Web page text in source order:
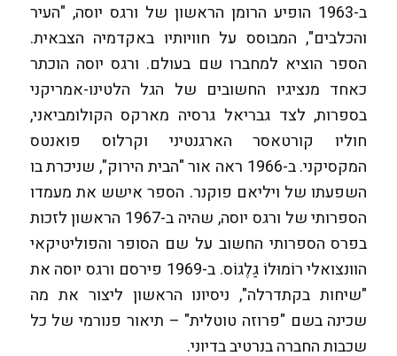
ב-1963 הופיע הרומן הראשון של ורגס יוסה, "העיר
והכלבים", המבוסס על חוויותיו באקדמיה הצבאית.
הספר הוציא למחברו שם בעולם. ורגס יוסה הוכתר
כאחד מנציגיו החשובים של הגל הלטינו-אמריקני
בספרות, לצד גבריאל גרסיה מארקס הקולומביאני,
חוליו קורטאסר הארגנטיני וקרלוס פואנטס
המקסיקני. ב-1966 ראה אור "הבית הירוק", שניכרת בו
השפעתו של ויליאם פוקנר. הספר אישש את מעמדו
הספרותי של ורגס יוסה, שהיה ב-1967 הראשון לזכות
בפרס הספרותי החשוב על שם הסופר והפוליטיקאי
הוונצואלי רוֹמוּלוֹ גַלֶגוֹס. ב-1969 פירסם ורגס יוסה את
"שיחות בקתדרלה", ניסיונו הראשון ליצור את מה
שכינה בשם "פרוזה טוטלית" – תיאור פנורמי של כל
שכבות החברה בנרטיב בדיוני.